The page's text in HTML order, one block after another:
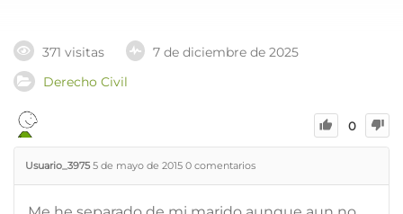
371 visitas
7 de diciembre de 2025
Derecho Civil
0
Usuario_3975 5 de mayo de 2015 0 comentarios